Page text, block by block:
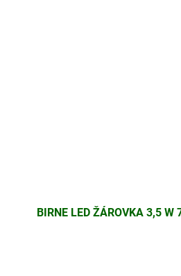
BIRNE LED ŽÁROVKA 3,5 W